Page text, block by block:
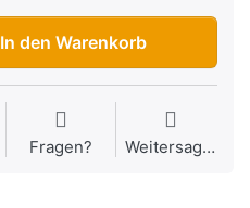
In den Warenkorb
Fragen? Weitersagen